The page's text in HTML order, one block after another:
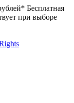
Бесплатная
при выборе